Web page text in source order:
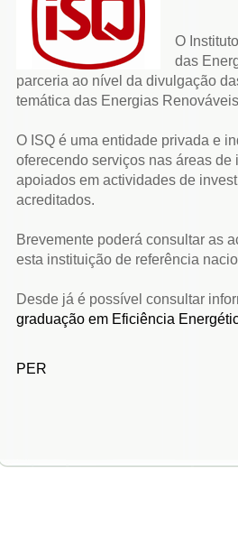
O
das
parceria ao nível da divulgação
temática das Energias
O ISQ é uma entidade privada e
oferecendo serviços nas áreas
apoiados em actividades de
acreditados.
Brevemente poderá consultar as
esta instituição de referência
Desde já é possível consultar
graduação em Eficiência
PER